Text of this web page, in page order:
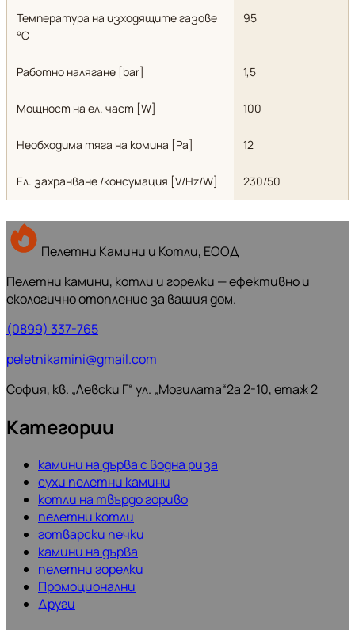
Температура на изходящите газове
°С
95
Работно налягане [bar] 1,5
Мощност на ел. част [W] 100
Необходима тяга на комина [Pa] 12
Ел. захранване /консумация [V/Hz/W] 230/50
Пелетни Камини и Котли, ЕООД
Пелетни камини, котли и горелки — ефективно и
екологично отопление за вашия дом.
(0899) 337-765
peletnikamini@gmail.com
София, кв. „Левски Г“ ул. „Могилата“2а 2-10, етаж 2
Категории
камини на дърва с водна риза
сухи пелетни камини
котли на твърдо гориво
пелетни котли
готварски печки
камини на дърва
пелетни горелки
Промоционални
Други